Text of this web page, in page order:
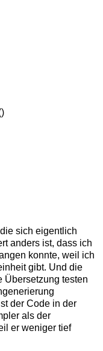
sich eigentlich
anders ist, dass ich
konnte, weil ich
gibt. Und die
Übersetzung testen
der Code in der
als der
er weniger tief